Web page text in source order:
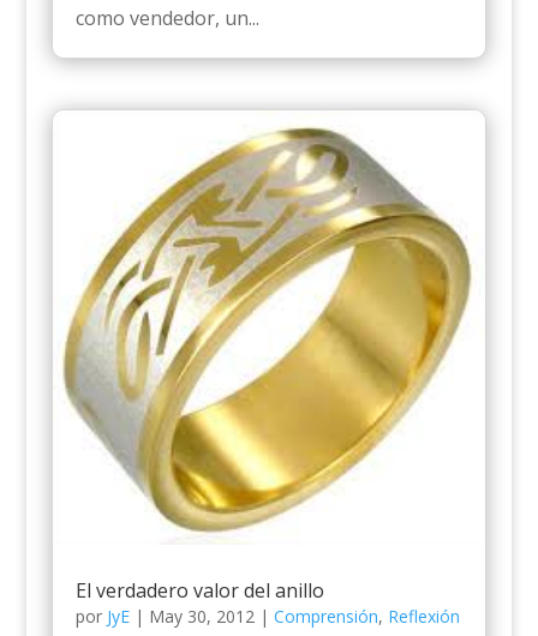
como vendedor, un...
El verdadero valor del anillo
por JyE| May 30, 2012| Comprensión, Reflexión